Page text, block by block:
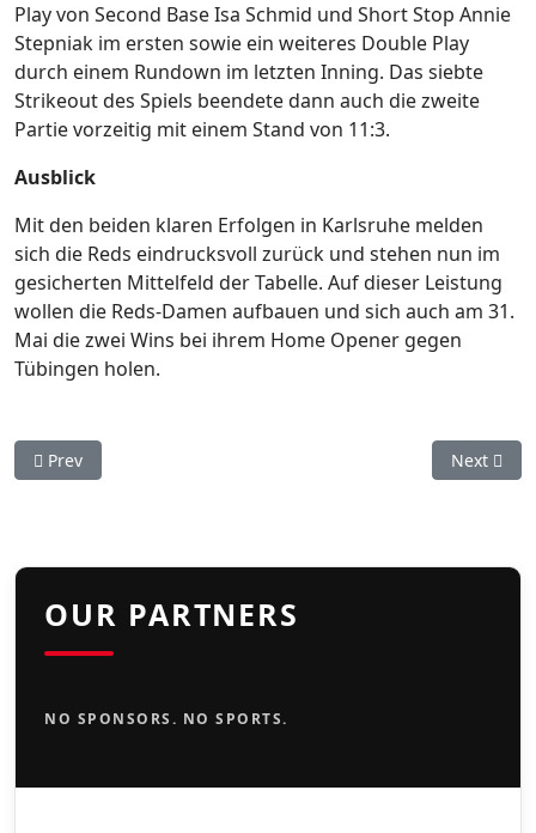
Play von Second Base Isa Schmid und Short Stop Annie
Stepniak im ersten sowie ein weiteres Double Play
durch einem Rundown im letzten Inning. Das siebte
Strikeout des Spiels beendete dann auch die zweite
Partie vorzeitig mit einem Stand von 11:3.
Ausblick
Mit den beiden klaren Erfolgen in Karlsruhe melden
sich die Reds eindrucksvoll zurück und stehen nun im
gesicherten Mittelfeld der Tabelle. Auf dieser Leistung
wollen die Reds-Damen aufbauen und sich auch am 31.
Mai die zwei Wins bei ihrem Home Opener gegen
Tübingen holen.
Previous article: Pünktlich zum Home Opener: Sophia
Prev Next
Next
OUR PARTNERS
NO SPONSORS. NO SPORTS.